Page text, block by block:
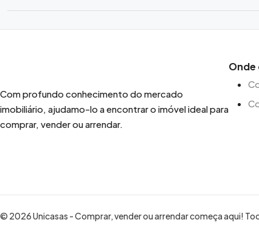
Com profundo conhecimento do mercado
imobiliário, ajudamo-lo a encontrar o imóvel ideal para
comprar, vender ou arrendar.
Onde
© 2026 Unicasas - Comprar, vender ou arrendar começa aqui!